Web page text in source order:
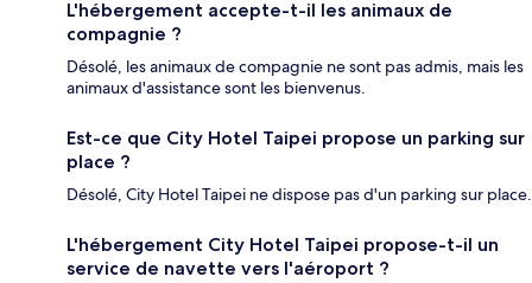
L'hébergement accepte-t-il les animaux de
compagnie ?
Désolé, les animaux de compagnie ne sont pas admis, mais les
animaux d'assistance sont les bienvenus.
Est-ce que City Hotel Taipei propose un parking sur
place ?
Désolé, City Hotel Taipei ne dispose pas d'un parking sur place.
L'hébergement City Hotel Taipei propose-t-il un
service de navette vers l'aéroport ?